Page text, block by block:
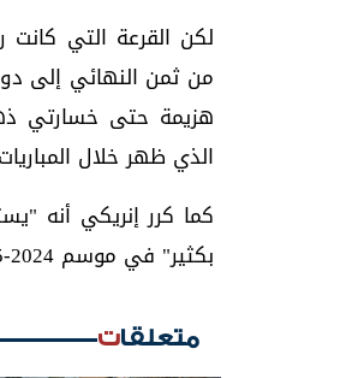
لكن القرعة التي كانت
هزيمة حتى خسارتي
الذي ظهر خلال
كما كرر إنريكي أنه
بكثير" في موسم 2024-2025.
متعلقات